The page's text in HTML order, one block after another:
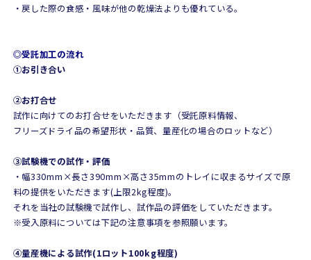
・戻した際の食感・風味が他の乾燥法よりも優れている。
◎受託加工の流れ
①お引き合い
②お打合せ
試作に向けてのお打合せをいただきます（受託原料情報、
フリーズドライ品の希望形状・品質、量産化の場合のロットなど）
③試験機での試作・評価
・幅330mm×長さ390mm×高さ35mmのトレイに収まるサイズで原
料の提供をいただきます(上限2kg程度)。
それを当社の試験機で試作し、試作品の評価をしていただきます。
※受入原料については下記の注意事項を参照願います。
④量産機による試作(1ロット100kg程度)